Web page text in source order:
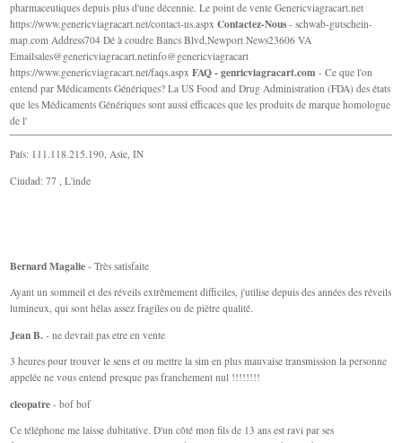
pharmaceutiques depuis plus d'une décennie. Le point de vente Genericviagracart.net
https://www.genericviagracart.net/contact-us.aspxContactez-Nous - schwab-gutschein-
map.com Address704 Dé à coudre Bancs Blvd,Newport News23606 VA
Emailsales@genericviagracart.netinfo@genericviagracart
https://www.genericviagracart.net/faqs.aspxFAQ - genricviagracart.com - Ce que l'on
entend par Médicaments Génériques? La US Food and Drug Administration (FDA) des états
que les Médicaments Génériques sont aussi efficaces que les produits de marque homologue
de l'
País: 111.118.215.190, Asie, IN
Ciudad: 77 , L'inde
Bernard Magalie - Très satisfaite
Ayant un sommeil et des réveils extrêmement difficiles, j'utilise depuis des années des réveils
lumineux, qui sont hélas assez fragiles ou de piètre qualité.
Jean B. - ne devrait pas etre en vente
3 heures pour trouver le sens et ou mettre la sim en plus mauvaise transmission la personne
appelée ne vous entend presque pas franchement nul !!!!!!!!
cleopatre - bof bof
Ce téléphone me laisse dubitative. D'un côté mon fils de 13 ans est ravi par ses